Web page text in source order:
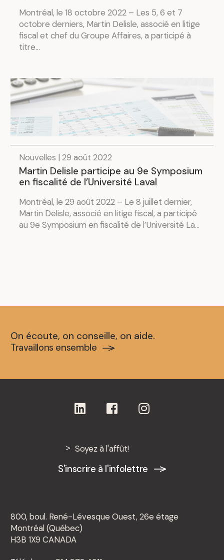
Montréal, le 18 octobre 2022 – Les 5, 6 et 7
octobre derniers, Martin Delisle, associé en litige
fiscal et chef du Groupe Affaires, a participé à
titre...
Nouvelles | 29 août 2022
Martin Delisle participe au 9e Symposium
en fiscalité de l’Université Laval
Montréal, le 29 août 2022 – Le 8 juillet dernier,
Martin Delisle, associé en litige fiscal, a participé
au 9e Symposium en fiscalité de l’Université La...
On écoute, on conseille, on aide.
Travaillons ensemble
Soyez à l'affût!
S'inscrire à l'infolettre
800, boul. René-Lévesque Ouest, 26e étage
Montréal (Québec)
H3B 1X9 CANADA